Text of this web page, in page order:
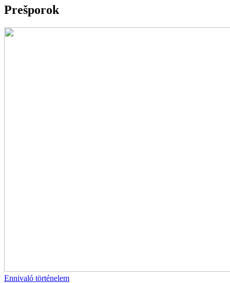
Prešporok
Ennivaló történelem